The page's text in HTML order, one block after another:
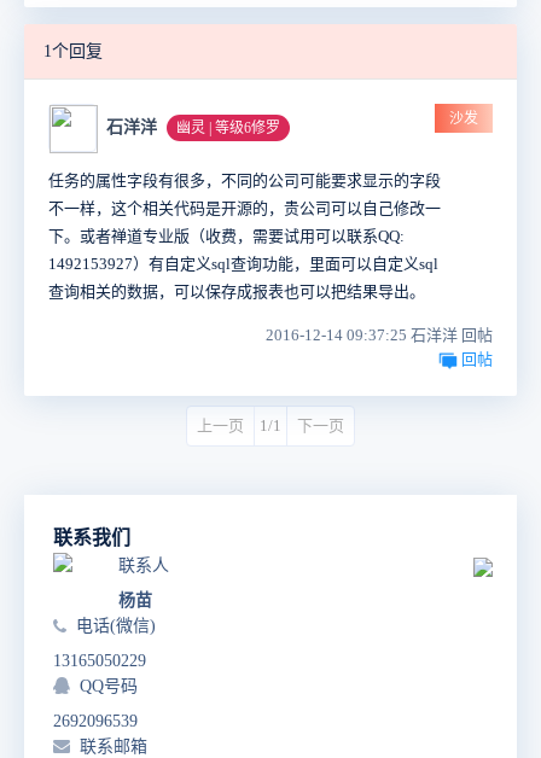
1个回复
石洋洋 幽灵 | 等级6修罗
沙发
任务的属性字段有很多，不同的公司可能要求显示的字段
不一样，这个相关代码是开源的，贵公司可以自己修改一
下。或者禅道专业版（收费，需要试用可以联系QQ:
1492153927）有自定义sql查询功能，里面可以自定义sql
查询相关的数据，可以保存成报表也可以把结果导出。
2016-12-14 09:37:25 石洋洋 回帖
回帖
上一页 1/1 下一页
联系我们
联系人
杨苗
电话(微信)
13165050229
QQ号码
2692096539
联系邮箱